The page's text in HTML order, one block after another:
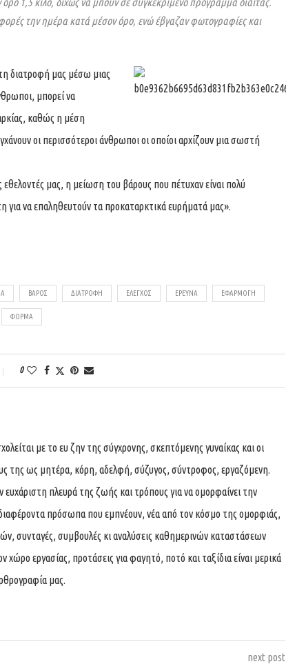
την ημέρα κατά μέσον όρο, ενώ έβγαζαν φωτογραφίες και
διατροφή μας μέσω μιας
μπορεί να
καθώς η μέση
οι περισσότεροι άνθρωποι οι οποίοι αρχίζουν μια σωστή
μας, η μείωση του βάρους που πέτυχαν είναι πολύ
για να επαληθευτούν τα προκαταρκτικά ευρήματά μας».
ΒΆΡΟΣ ΔΙΑΤΡΟΦΉ ΈΛΕΓΧΟΣ ΈΡΕΥΝΑ ΕΦΑΡΜΟΓΉ
ΦΌΡΜΑ
0
με το ευ ζην της σύγχρονης, σκεπτόμενης γυναίκας και οι
της ως μητέρα, κόρη, αδελφή, σύζυγος, σύντροφος, εργαζόμενη.
ευχάριστη πλευρά της ζωής και τρόπους για να ομορφαίνει την
πρόσωπα που εμπνέουν, νέα από τον κόσμο της ομορφιάς,
συνταγές, συμβουλές κι αναλύσεις καθημερινών καταστάσεων
χώρο εργασίας, προτάσεις για φαγητό, ποτό και ταξίδια είναι μερικά
μας.
next post